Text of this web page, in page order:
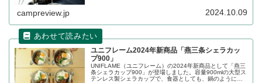
プにひとつあると便利なアイテムです。詳細をレビューし
campreview.jp 2024.10.09
ユニフレーム2024年新商品「燕三条シェラカッ
プ900」
UNIFLAME（ユニフレーム）の2024年新商品として「燕三
条シェラカップ900」が登場しました。容量900mlの大型ス
テンレス製シェラカップで、食器としても、鍋のように調